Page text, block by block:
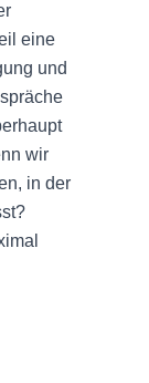
eine
und
wir
in der